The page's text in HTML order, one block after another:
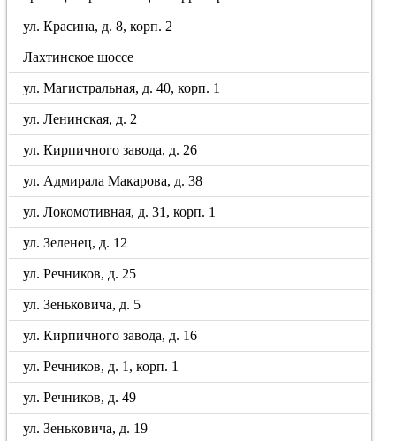
ул. Красина, д. 8, корп. 2
Лахтинское шоссе
ул. Магистральная, д. 40, корп. 1
ул. Ленинская, д. 2
ул. Кирпичного завода, д. 26
ул. Адмирала Макарова, д. 38
ул. Локомотивная, д. 31, корп. 1
ул. Зеленец, д. 12
ул. Речников, д. 25
ул. Зеньковича, д. 5
ул. Кирпичного завода, д. 16
ул. Речников, д. 1, корп. 1
ул. Речников, д. 49
ул. Зеньковича, д. 19